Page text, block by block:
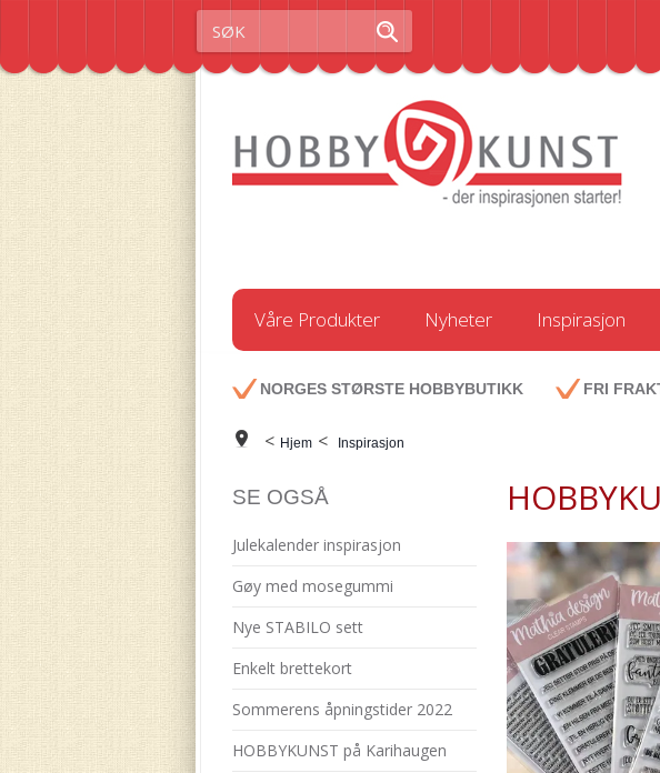
Våre Produkter Nyheter Inspirasjon
NORGES STØRSTE HOBBYBUTIKK FRI
< Hjem < Inspirasjon
SE OGSÅ
Julekalender inspirasjon
Gøy med mosegummi
Nye STABILO sett
Enkelt brettekort
Sommerens åpningstider 2022
HOBBYKUNST på Karihaugen